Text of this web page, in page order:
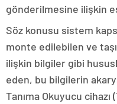
gönderilmesine ilişkin
Söz konusu sistem
monte edilebilen ve
ilişkin bilgiler gibi
eden, bu bilgilerin
Tanıma Okuyucu cihazı